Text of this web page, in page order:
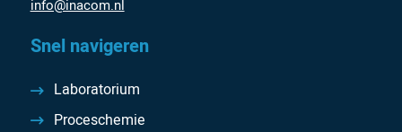
info@inacom.nl
Snel navigeren
Laboratorium
Proceschemie